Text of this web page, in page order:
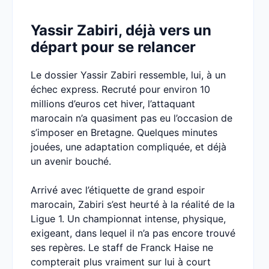
Yassir Zabiri, déjà vers un
départ pour se relancer
Le dossier Yassir Zabiri ressemble, lui, à un
échec express. Recruté pour environ 10
millions d’euros cet hiver, l’attaquant
marocain n’a quasiment pas eu l’occasion de
s’imposer en Bretagne. Quelques minutes
jouées, une adaptation compliquée, et déjà
un avenir bouché.
Arrivé avec l’étiquette de grand espoir
marocain, Zabiri s’est heurté à la réalité de la
Ligue 1. Un championnat intense, physique,
exigeant, dans lequel il n’a pas encore trouvé
ses repères. Le staff de Franck Haise ne
compterait plus vraiment sur lui à court